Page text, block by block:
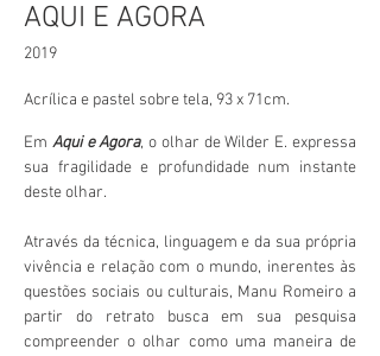
AQUI E AGORA
2019
Acrílica e pastel sobre tela, 93 x 71cm.
Em Aqui e Agora, o olhar de Wilder E. expressa
sua fragilidade e profundidade num instante
deste olhar.
Através da técnica, linguagem e da sua própria
vivência e relação com o mundo, inerentes às
questões sociais ou culturais, Manu Romeiro a
partir do retrato busca em sua pesquisa
compreender o olhar como uma maneira de